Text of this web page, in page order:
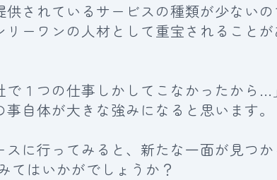
供されているサービスの種類が少ない
リーワンの人材として重宝されること
で１つの仕事しかしてこなかったから
自体が大きな強みになると思います。
に行ってみると、新たな一面が見つ
てはいかがでしょうか？